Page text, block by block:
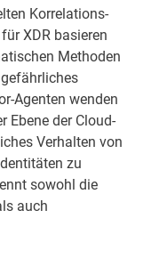
Korrelations-
XDR basieren
Methoden
Agenten wenden
Ebene der Cloud-
Verhalten von
zu
sowohl die
auch